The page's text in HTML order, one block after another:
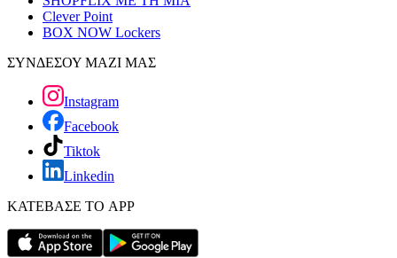
Clever Point
BOX NOW Lockers
ΣΥΝΔΕΣΟΥ ΜΑΖΙ ΜΑΣ
Instagram
Facebook
Tiktok
Linkedin
ΚΑΤΕΒΑΣΕ ΤΟ APP